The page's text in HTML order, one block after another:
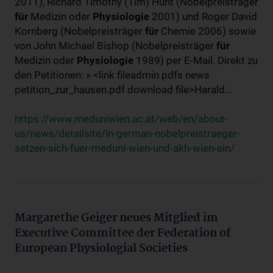
für Medizin oder Physiologie 2001) und Roger David
Kornberg (Nobelpreisträger für Chemie 2006) sowie
von John Michael Bishop (Nobelpreisträger für
Medizin oder Physiologie 1989) per E-Mail. Direkt zu
den Petitionen: » <link fileadmin pdfs news
petition_zur_hausen.pdf download file>Harald...
https://www.meduniwien.ac.at/web/en/about-
us/news/detailsite/in-german-nobelpreistraeger-
setzen-sich-fuer-meduni-wien-und-akh-wien-ein/
Margarethe Geiger neues Mitglied im
Executive Committee der Federation of
European Physiologial Societies